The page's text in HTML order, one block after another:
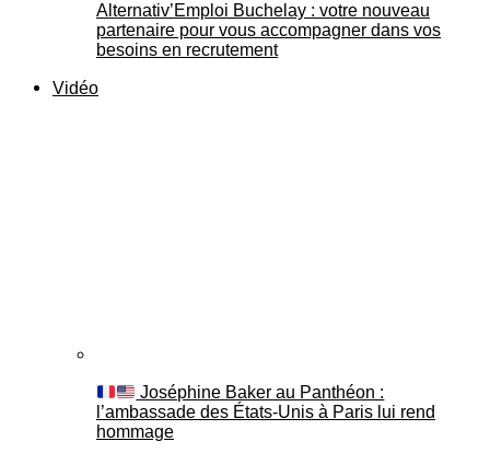
Alternativ’Emploi Buchelay : votre nouveau
partenaire pour vous accompagner dans vos
besoins en recrutement
Vidéo
Joséphine Baker au Panthéon :
l’ambassade des États-Unis à Paris lui rend
hommage